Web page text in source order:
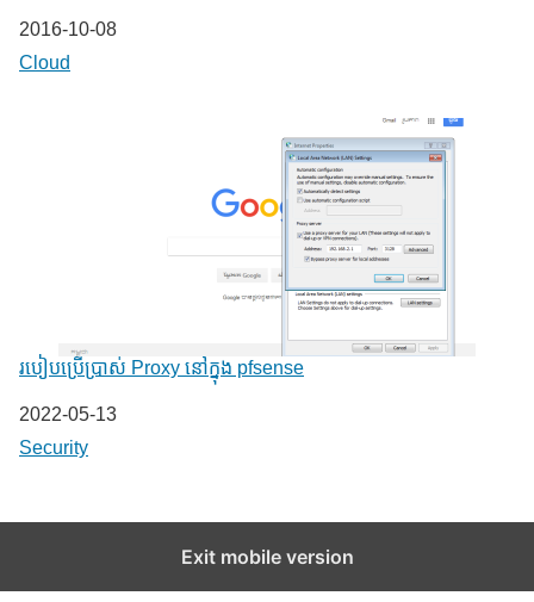
Date
2016-10-08
In relation to
Cloud
របៀបប្រើប្រាស់ Proxy នៅក្នុង pfsense
Date
2022-05-13
In relation to
Security
Exit mobile version